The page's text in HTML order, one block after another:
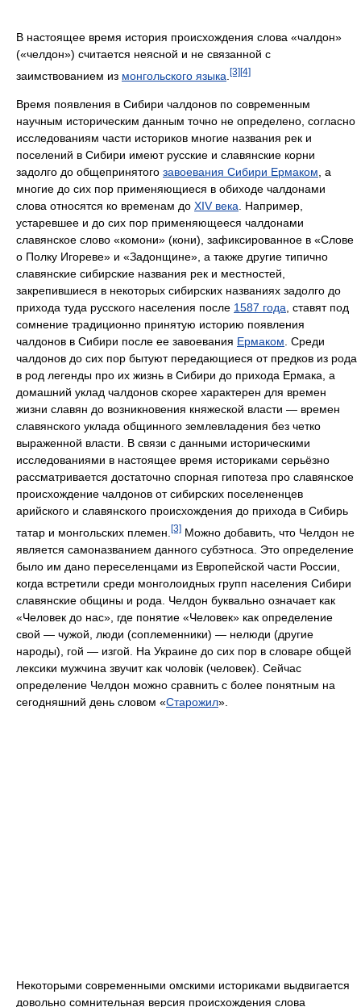
В настоящее время история происхождения слова «чалдон»
(«челдон») считается неясной и не связанной с
заимствованием из монгольского языка [3][4]
Время появления в Сибири чалдонов по современным
научным историческим данным точно не определено, согласно
исследованиям части историков многие названия рек и
поселений в Сибири имеют русские и славянские корни
задолго до общепринятого завоевания Сибири Ермаком, а
многие до сих пор применяющиеся в обиходе чалдонами
слова относятся ко временам до XIV века. Например,
устаревшее и до сих пор применяющееся чалдонами
славянское слово «комони» (кони), зафиксированное в «Слове
о Полку Игореве» и «Задонщине», а также другие типично
славянские сибирские названия рек и местностей,
закрепившиеся в некоторых сибирских названиях задолго до
прихода туда русского населения после 1587 года, ставят под
сомнение традиционно принятую историю появления
чалдонов в Сибири после ее завоевания Ермаком. Среди
чалдонов до сих пор бытуют передающиеся от предков из рода
в род легенды про их жизнь в Сибири до прихода Ермака, а
домашний уклад чалдонов скорее характерен для времен
жизни славян до возникновения княжеской власти — времен
славянского уклада общинного землевладения без четко
выраженной власти. В связи с данными историческими
исследованиями в настоящее время историками серьёзно
рассматривается достаточно спорная гипотеза про славянское
происхождение чалдонов от сибирских поселененцев
арийского и славянского происхождения до прихода в Сибирь
татар и монгольских племен. [3] Можно добавить, что Челдон не
является самоназванием данного субэтноса. Это определение
было им дано переселенцами из Европейской части России,
когда встретили среди монголоидных групп населения Сибири
славянские общины и рода. Челдон буквально означает как
«Человек до нас», где понятие «Человек» как определение
свой — чужой, люди (соплеменники) — нелюди (другие
народы), гой — изгой. На Украине до сих пор в словаре общей
лексики мужчина звучит как чоловік (человек). Сейчас
определение Челдон можно сравнить с более понятным на
сегодняшний день словом «Старожил».
Некоторыми современными омскими историками выдвигается
довольно сомнительная версия происхождения слова